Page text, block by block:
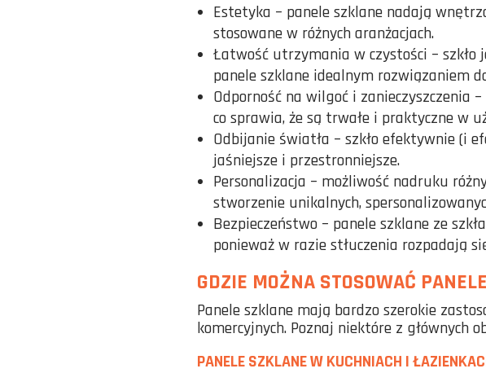
Estetyka – panele szklane nadają
stosowane w różnych aranżacjach.
Łatwość utrzymania w czystości – szkło
panele szklane idealnym rozwiązaniem
Odporność na wilgoć i zanieczyszczenia
co sprawia, że są trwałe i praktyczne w
Odbijanie światła – szkło efektywnie (i
jaśniejsze i przestronniejsze.
Personalizacja – możliwość nadruku
stworzenie unikalnych,
Bezpieczeństwo – panele szklane ze
ponieważ w razie stłuczenia rozpadają
GDZIE MOŻNA STOSOWAĆ
Panele szklane mają bardzo szerokie
komercyjnych. Poznaj niektóre z głównych
PANELE SZKLANE W KUCHNIACH I